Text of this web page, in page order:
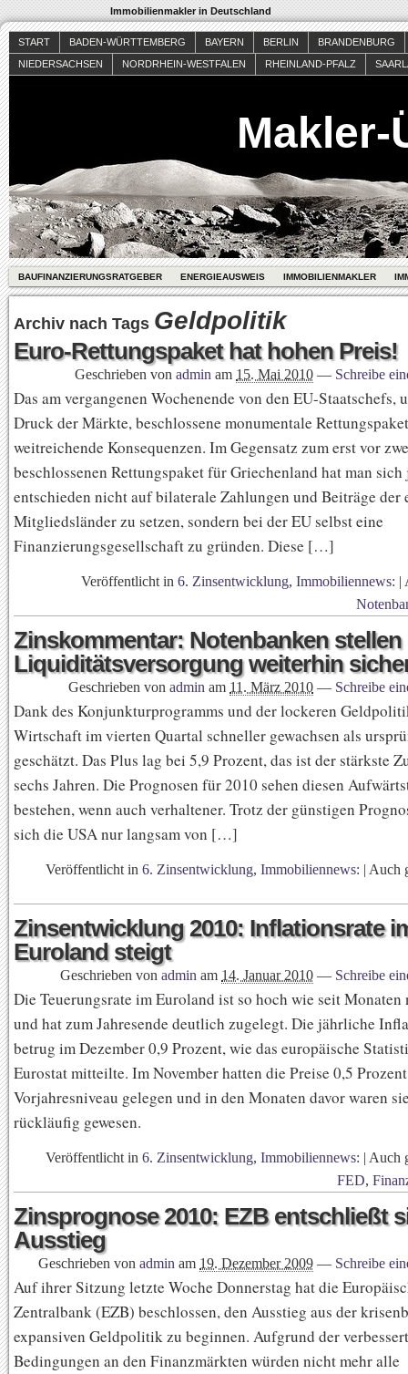
Immobilienmakler in Deutschland
START BADEN-WÜRTTEMBERG BAYERN BERLIN
BRANDENBURG
NIEDERSACHSEN
NORDRHEIN-WESTFALEN RHEINLAND-PFALZ
Makler-
BAUFINANZIERUNGSRATGEBER ENERGIEAUSWEIS IMMOBILIENMAKLER
Archiv nach Tags Geldpolitik
Euro-Rettungspaket hat hohen Preis!
Geschrieben von admin am 15. Mai 2010 — Schreibe
Das am vergangenen Wochenende von den EU-Staatschefs,
Druck der Märkte, beschlossene monumentale
weitreichende Konsequenzen. Im Gegensatz zum erst vor
beschlossenen Rettungspaket für Griechenland hat man sich
entschieden nicht auf bilaterale Zahlungen und Beiträge der
Mitgliedsländer zu setzen, sondern bei der EU selbst eine
Finanzierungsgesellschaft zu gründen. Diese […]
Veröffentlicht in 6. Zinsentwicklung, Immobiliennews: |
Zinskommentar: Notenbanken stellen
Liquiditätsversorgung weiterhin
Geschrieben von admin am 11. März 2010 — Schreibe
Dank des Konjunkturprogramms und der lockeren
Wirtschaft im vierten Quartal schneller gewachsen als
geschätzt. Das Plus lag bei 5,9 Prozent, das ist der stärkste
sechs Jahren. Die Prognosen für 2010 sehen diesen
bestehen, wenn auch verhaltener. Trotz der günstigen
sich die USA nur langsam von […]
Veröffentlicht in 6. Zinsentwicklung, Immobiliennews: | Auch
Zinsentwicklung 2010: Inflationsrate
Euroland steigt
Geschrieben von admin am 14. Januar 2010 — Schreibe
Die Teuerungsrate im Euroland ist so hoch wie seit Monaten
und hat zum Jahresende deutlich zugelegt. Die jährliche
betrug im Dezember 0,9 Prozent, wie das europäische
Eurostat mitteilte. Im November hatten die Preise 0,5
Vorjahresniveau gelegen und in den Monaten davor waren
rückläufig gewesen.
Veröffentlicht in 6. Zinsentwicklung, Immobiliennews: | Auch
FED,
Zinsprognose 2010: EZB entschließt
Ausstieg
Geschrieben von admin am 19. Dezember 2009 — Schreibe
Auf ihrer Sitzung letzte Woche Donnerstag hat die
Zentralbank (EZB) beschlossen, den Ausstieg aus der
expansiven Geldpolitik zu beginnen. Aufgrund der
Bedingungen an den Finanzmärkten würden nicht mehr alle